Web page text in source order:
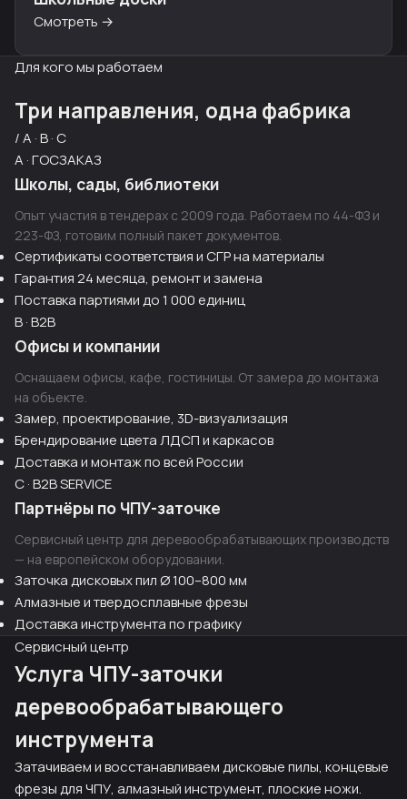
Смотреть →
Для кого мы работаем
Три направления, одна фабрика
/ A · B · C
A · ГОСЗАКАЗ
Школы, сады, библиотеки
Опыт участия в тендерах с 2009 года. Работаем по 44-ФЗ и
223-ФЗ, готовим полный пакет документов.
Сертификаты соответствия и СГР на материалы
Гарантия 24 месяца, ремонт и замена
Поставка партиями до 1 000 единиц
B · B2B
Офисы и компании
Оснащаем офисы, кафе, гостиницы. От замера до монтажа
на объекте.
Замер, проектирование, 3D-визуализация
Брендирование цвета ЛДСП и каркасов
Доставка и монтаж по всей России
C · B2B SERVICE
Партнёры по ЧПУ-заточке
Сервисный центр для деревообрабатывающих производств
— на европейском оборудовании.
Заточка дисковых пил Ø 100–800 мм
Алмазные и твердосплавные фрезы
Доставка инструмента по графику
Сервисный центр
Услуга ЧПУ-заточки
деревообрабатывающего
инструмента
Затачиваем и восстанавливаем дисковые пилы, концевые
фрезы для ЧПУ, алмазный инструмент, плоские ножи.